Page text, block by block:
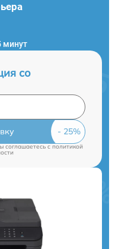
минут
со
соглашаетесь cполитикой